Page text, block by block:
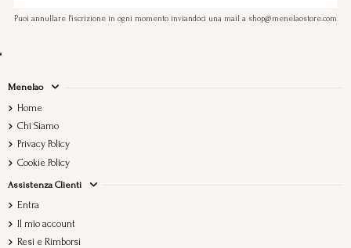
Puoi annullare l'iscrizione in ogni momento inviandoci una mail a shop@menelaostore.com
Menelao
Home
Chi Siamo
Privacy Policy
Cookie Policy
Assistenza Clienti
Entra
Il mio account
Resi e Rimborsi